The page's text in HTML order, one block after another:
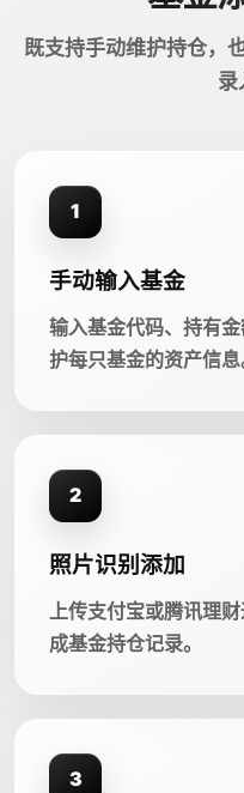
既支持手动维护持仓，
录
1
手动输入基金
输入基金代码、持有
护每只基金的资产信息
2
照片识别添加
上传支付宝或腾讯理
成基金持仓记录。
3